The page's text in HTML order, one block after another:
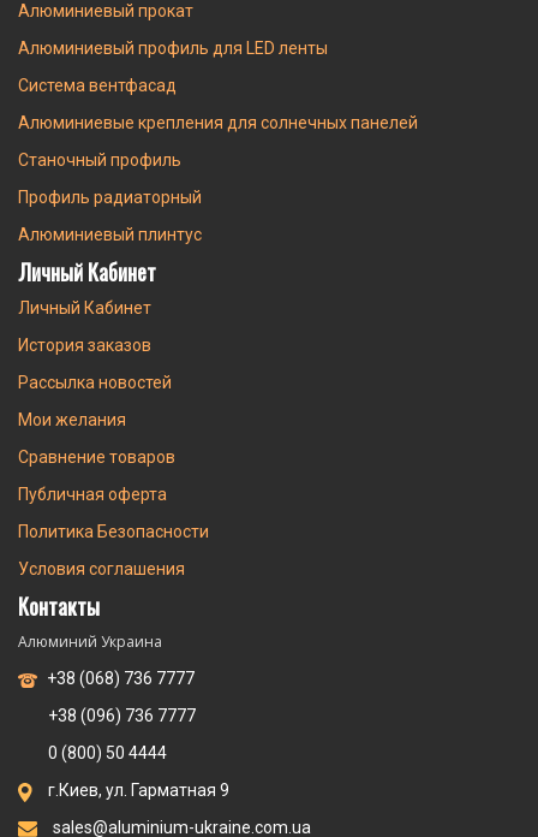
Алюминиевый прокат
Алюминиевый профиль для LED ленты
Система вентфасад
Алюминиевые крепления для солнечных панелей
Станочный профиль
Профиль радиаторный
Алюминиевый плинтус
Личный Кабинет
Личный Кабинет
История заказов
Рассылка новостей
Мои желания
Сравнение товаров
Публичная оферта
Политика Безопасности
Условия соглашения
Контакты
Алюминий Украина
+38 (068) 736 7777
+38 (096) 736 7777
0 (800) 50 4444
г.Киев, ул. Гарматная 9
sales@aluminium-ukraine.com.ua